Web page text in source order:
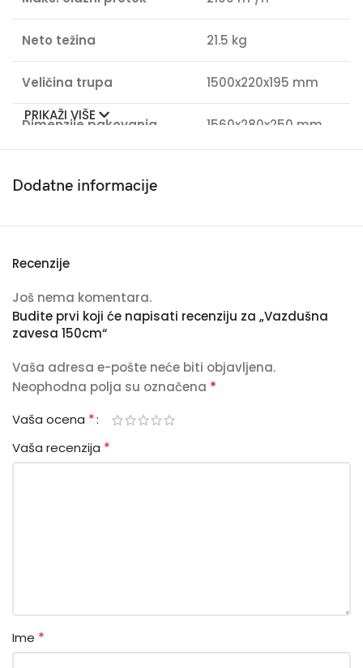
Neto težina 21.5 kg
Veličina trupa 1500x220x195 mm
Dimenzije pakovanja 1560x280x250 mm
Relativna vl. prostorije
PRIKAŽI VIŠE
Dodatne informacije
Recenzije
Još nema komentara.
Budite prvi koji će napisati recenziju za „Vazdušna
zavesa 150cm“
Vaša adresa e-pošte neće biti objavljena.
Neophodna polja su označena *
Vaša ocena *
Vaša recenzija *
Ime *